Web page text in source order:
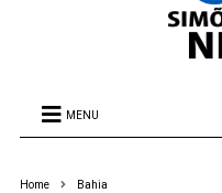
MENU
Home Bahia